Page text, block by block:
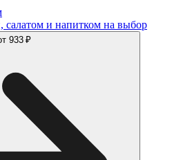
салатом и напитком на выбор
933 ₽